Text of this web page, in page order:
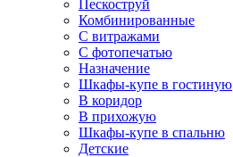
Пескоструй
Комбинированные
С витражами
С фотопечатью
Назначение
Шкафы-купе в гостиную
В коридор
В прихожую
Шкафы-купе в спальню
Детские